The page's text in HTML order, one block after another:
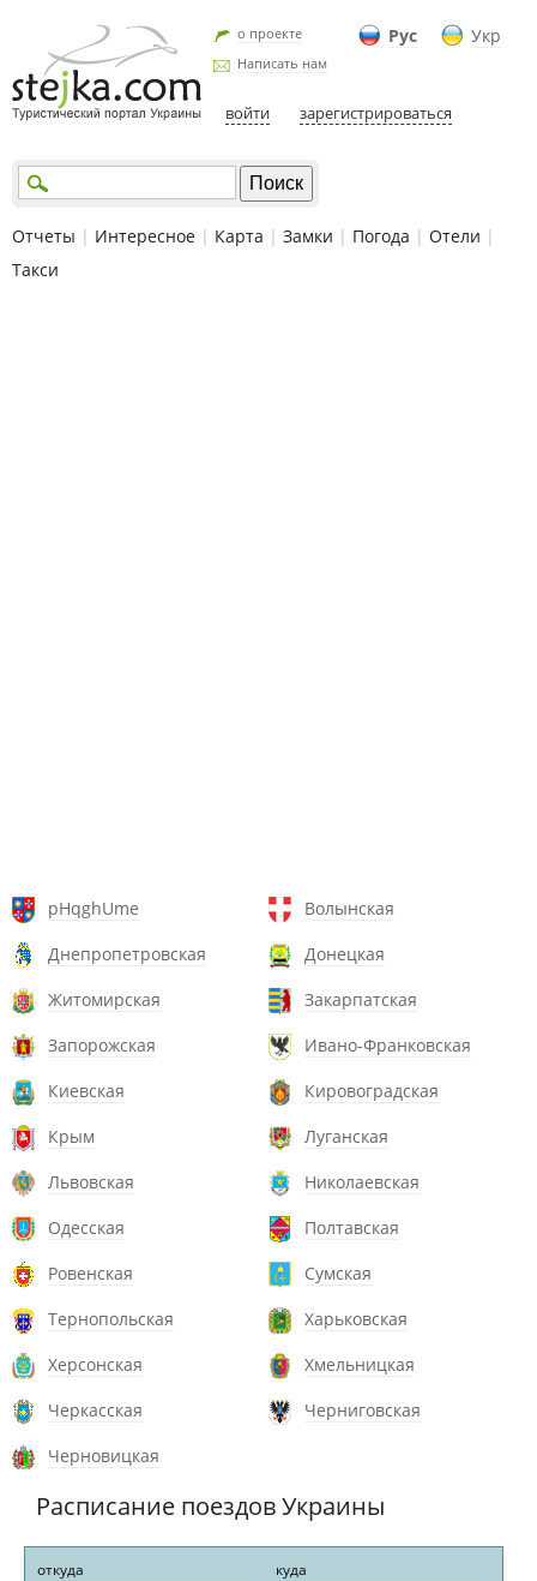
Рус Укр
о проекте
Написать нам
войти зарегистрироваться
Отчеты | Интересное | Карта | Замки | Погода | Отели |
Такси
pHqghUme
Волынская
Днепропетровская
Донецкая
Житомирская
Закарпатская
Запорожская
Ивано-Франковская
Киевская
Кировоградская
Крым
Луганская
Львовская
Николаевская
Одесская
Полтавская
Ровенская
Сумская
Тернопольская
Харьковская
Херсонская
Хмельницкая
Черкасская
Черниговская
Черновицкая
Расписание поездов Украины
откуда куда